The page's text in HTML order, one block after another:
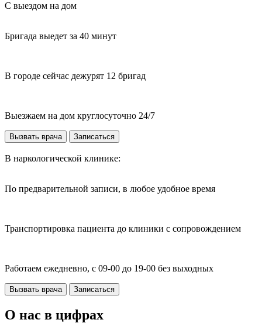
С выездом на дом
Бригада выедет за 40 минут
В городе сейчас дежурят 12 бригад
Выезжаем на дом круглосуточно 24/7
Вызвать врача Записаться
В наркологической клинике:
По предварительной записи, в любое удобное время
Транспортировка пациента до клиники с сопровождением
Работаем ежедневно, с 09-00 до 19-00 без выходных
Вызвать врача Записаться
О нас в цифрах